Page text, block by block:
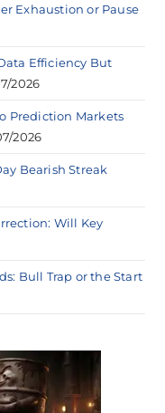
Exhaustion or Pause
Efficiency But
2026
Prediction Markets
2026
Bearish Streak
Will Key
Bull Trap or the Start